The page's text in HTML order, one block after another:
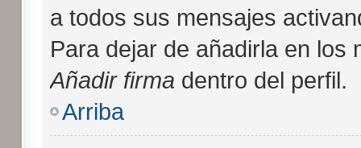
a todos sus mensajes
Para dejar de añadirla en los
Añadir firma dentro del perfil.
Arriba